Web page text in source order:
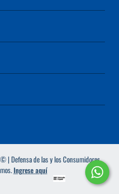
| Defensa de las y los Consumidores.
Ingrese aquí